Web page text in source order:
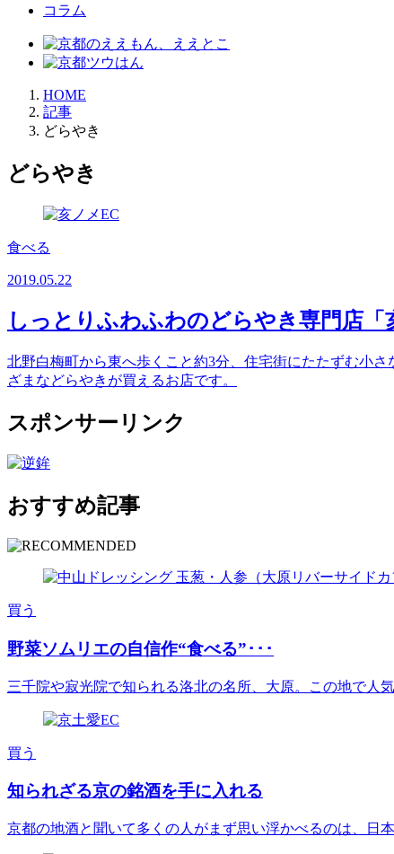
コラム
HOME
記事
どらやき
どらやき
食べる
2019.05.22
しっとりふわふわのどらやき専門店「
北野白梅町から東へ歩くこと約3分、住宅街にたたずむ小
ざまなどらやきが買えるお店です。
スポンサーリンク
おすすめ記事
買う
野菜ソムリエの自信作“食べる”･･･
三千院や寂光院で知られる洛北の名所、大原。この地で人
買う
知られざる京の銘酒を手に入れる
京都の地酒と聞いて多くの人がまず思い浮かべるのは、日